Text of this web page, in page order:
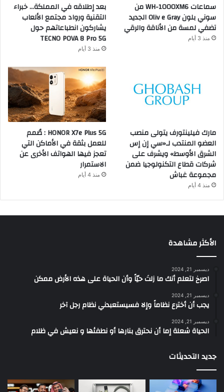
سماعات WH-1000XM6 من
سوني بلون Oliv e Gray الجديد
تضفي لمسة من الأناقة والرقي
منذ 3 أيام
بعد إطلاقه في المملكة… خبراء
التقنية ورواد مجتمع الألعاب
يشاركون انطباعاتهم حول
TECNO POVA 8 Pro 5G
منذ 3 أيام
مارك فيلينتورف يتولى منصب
العضو المنتدب لـ«سي إن إس
الشرق الأوسط» ويشرف على
شركات قطاع التكنولوجيا ضمن
مجموعة غباش
منذ 4 أيام
HONOR X7e Plus 5G : صُمم
للعمل بثقة في الأماكن التي
تعجز فيها الهواتف الأخرى عن
الاستمرار
منذ 4 أيام
الأكثر مشاهدة
ديسمبر 21, 2024
‫اصرخ لتعلم أنك ما زلتَ حيّاً وأن الحياة على هذه الأرض ممكن
ديسمبر 21, 2024
يجب أن أخترع نظاماً وإلا فسيستعبدني نظام رجل آخر
ديسمبر 21, 2024
الحياة شعلة إما أن نحترق بنارها أو نطفئها و نعيش في ظلام
جديد التحديثات